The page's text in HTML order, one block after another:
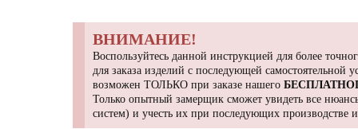
ВНИМАНИЕ!
Воспользуйтесь данной инструкцией для более
для заказа изделий с последующей
возможен ТОЛЬКО при заказе нашего
Только опытный замерщик сможет увидеть все
систем) и учесть их при последующих производстве